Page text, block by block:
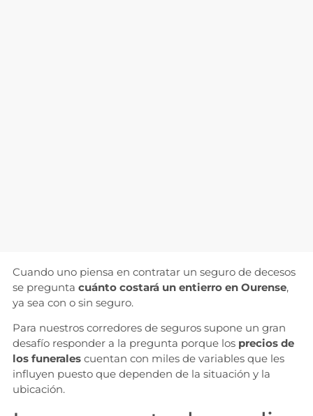
Cuando uno piensa en contratar un seguro de decesos
se pregunta cuánto costará un entierro en Ourense,
ya sea con o sin seguro.
Para nuestros corredores de seguros supone un gran
desafío responder a la pregunta porque los precios de
los funeralescuentan con miles de variables que les
influyen puesto que dependen de la situación y la
ubicación.